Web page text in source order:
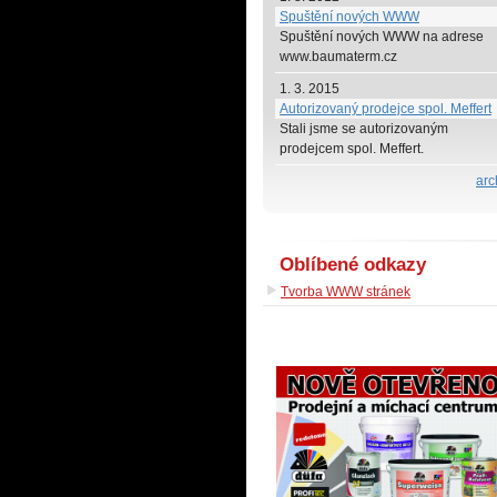
Spuštění nových WWW
Spuštění nových WWW na adrese
www.baumaterm.cz
1. 3. 2015
Autorizovaný prodejce spol. Meffert
Stali jsme se autorizovaným
prodejcem spol. Meffert.
Oblíbené odkazy
Tvorba WWW stránek